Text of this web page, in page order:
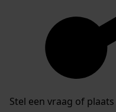
Stel een vraag of